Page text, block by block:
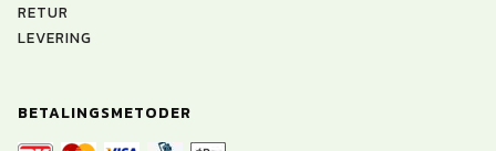
RETUR
LEVERING
BETALINGSMETODER